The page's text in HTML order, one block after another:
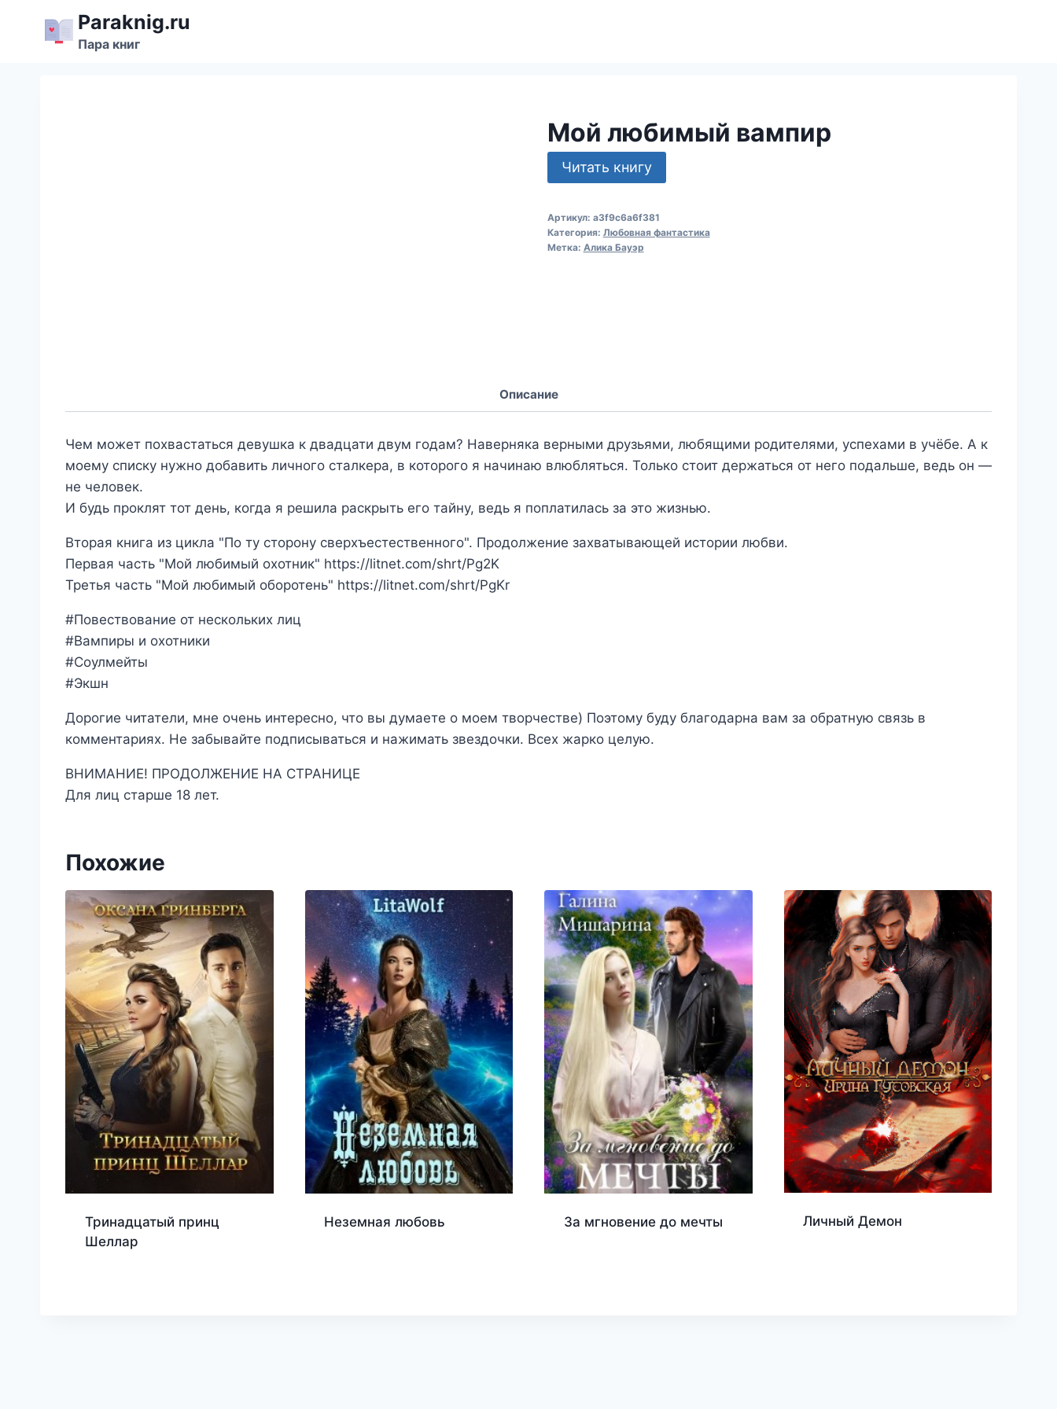
содержимому
Paraknig.ru
Пара книг
Мой любимый вампир
Читать книгу
Артикул: a3f9c6a6f381
Категория: Любовная фантастика
Метка: Алика Бауэр
Описание
Чем может похвастаться девушка к двадцати двум годам? Наверняка верными друзьями, любящими родителями, успехами в учёбе. А к
моему списку нужно добавить личного сталкера, в которого я начинаю влюбляться. Только стоит держаться от него подальше, ведь он —
не человек.
И будь проклят тот день, когда я решила раскрыть его тайну, ведь я поплатилась за это жизнью.
Вторая книга из цикла "По ту сторону сверхъестественного". Продолжение захватывающей истории любви.
Первая часть "Мой любимый охотник" https://litnet.com/shrt/Pg2K
Третья часть "Мой любимый оборотень" https://litnet.com/shrt/PgKr
#Повествование от нескольких лиц
#Вампиры и охотники
#Соулмейты
#Экшн
Дорогие читатели, мне очень интересно, что вы думаете о моем творчестве) Поэтому буду благодарна вам за обратную связь в
комментариях. Не забывайте подписываться и нажимать звездочки. Всех жарко целую.
ВНИМАНИЕ! ПРОДОЛЖЕНИЕ НА СТРАНИЦЕ
Для лиц старше 18 лет.
Похожие
Тринадцатый принц
Шеллар
Неземная любовь За мгновение до мечты Личный Демон